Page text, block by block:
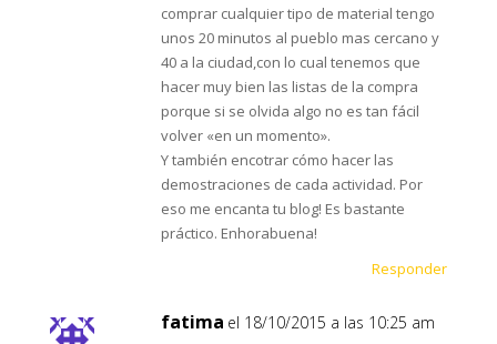
comprar cualquier tipo de material tengo
unos 20 minutos al pueblo mas cercano y
40 a la ciudad,con lo cual tenemos que
hacer muy bien las listas de la compra
porque si se olvida algo no es tan fácil
volver «en un momento».
Y también encotrar cómo hacer las
demostraciones de cada actividad. Por
eso me encanta tu blog! Es bastante
práctico. Enhorabuena!
Responder
fatima el 18/10/2015 a las 10:25 am